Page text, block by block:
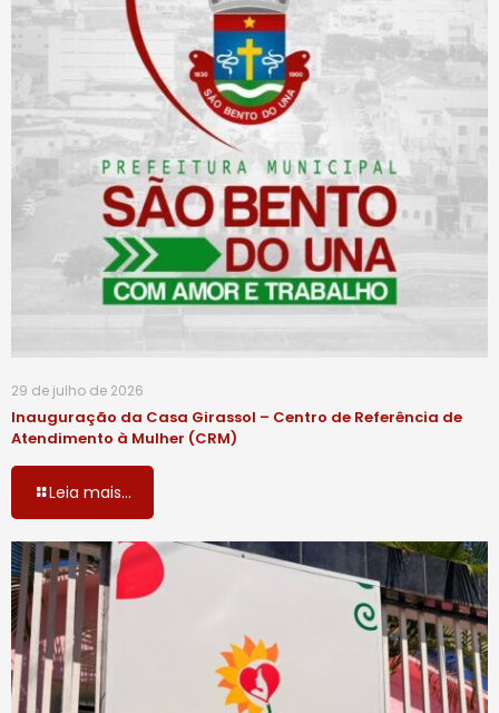
29 de julho de 2026
Inauguração da Casa Girassol – Centro de Referência de
Atendimento à Mulher (CRM)
Leia mais...